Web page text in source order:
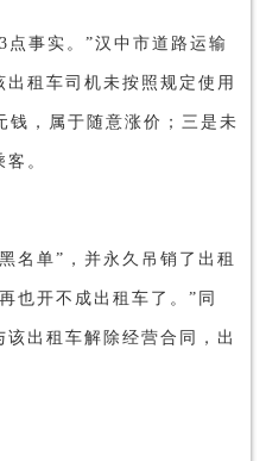
点事实。”汉中市道路运输
租车司机未按照规定使用
钱，属于随意涨价；三是未
。
名单”，并永久吊销了出租
也开不成出租车了。”同
出租车解除经营合同，出